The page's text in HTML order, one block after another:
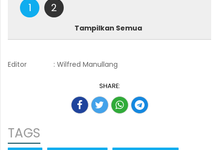
1 2
Tampilkan Semua
Editor : Wilfred Manullang
SHARE:
TAGS